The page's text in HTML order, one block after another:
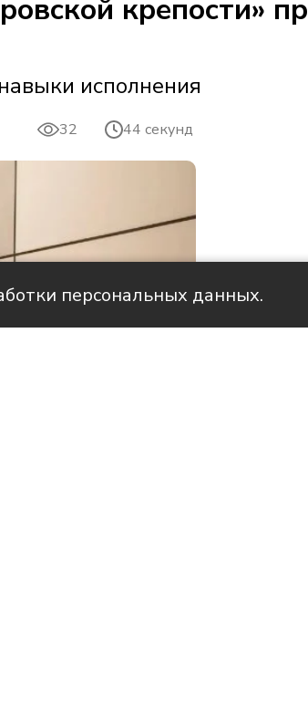
крепости»
исполнения
32 44 секунд
персональных данных.